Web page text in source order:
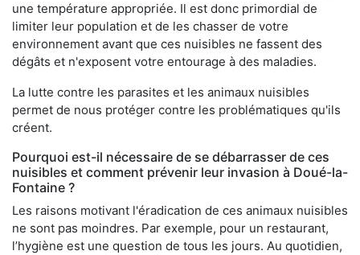
une température appropriée. Il est donc primordial de
limiter leur population et de les chasser de votre
environnement avant que ces nuisibles ne fassent des
dégâts et n'exposent votre entourage à des maladies.
La lutte contre les parasites et les animaux nuisibles
permet de nous protéger contre les problématiques qu'ils
créent.
Pourquoi est-il nécessaire de se débarrasser de ces
nuisibles et comment prévenir leur invasion à Doué-la-
Fontaine ?
Les raisons motivant l'éradication de ces animaux nuisibles
ne sont pas moindres. Par exemple, pour un restaurant,
l’hygiène est une question de tous les jours. Au quotidien,